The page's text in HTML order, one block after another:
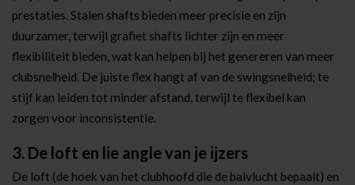
prestaties. Stalen shafts bieden meer precisie en zijn
duurzamer, terwijl grafiet shafts lichter zijn en meer
flexibiliteit bieden, wat kan helpen bij het genereren van meer
clubsnelheid. De juiste flex hangt af van de swingsnelheid; te
stijf kan leiden tot minder afstand, terwijl te flexibel kan
zorgen voor inconsistentie.
3. De loft en lie angle van je ijzers
De loft (de hoek van het clubhoofd die de balvlucht bepaalt) en